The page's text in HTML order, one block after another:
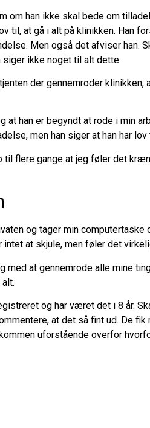
om han ikke skal bede om
til, at gå i alt på klinikken. Han
Men også det afviser han.
siger ikke noget til alt dette.
der gennemroder klinikken,
at han er begyndt at rode i min
men han siger at han har
til flere gange at jeg føler det
og tager min
intet at skjule, men føler det
med at gennemrode alle mine
og har været det i 8 år.
at det så fint ud. De
uforstående overfor